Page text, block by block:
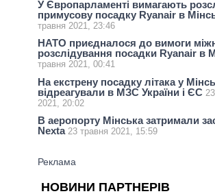
У Європарламенті вимагають
примусову посадку Ryanair в
травня 2021, 23:46
НАТО приєдналося до вимоги
розслідування посадки Ryanair в
травня 2021, 00:41
На екстрену посадку літака у
відреагували в МЗС України і ЄС
2021, 20:02
В аеропорту Мінська затримали
Nexta 23 травня 2021, 15:59